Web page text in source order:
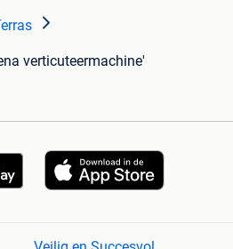
verticuteermachine'